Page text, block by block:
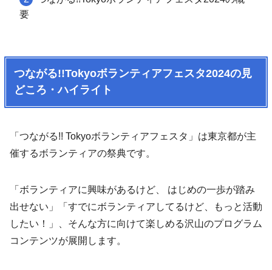
要
つながる!!Tokyoボランティアフェスタ2024の見
どころ・ハイライト
「つながる!! Tokyoボランティアフェスタ」は東京都が主
催するボランティアの祭典です。
「ボランティアに興味があるけど、 はじめの一歩が踏み
出せない」「すでにボランティアしてるけど、もっと活動
したい！」、そんな方に向けて楽しめる沢山のプログラム
コンテンツが展開します。